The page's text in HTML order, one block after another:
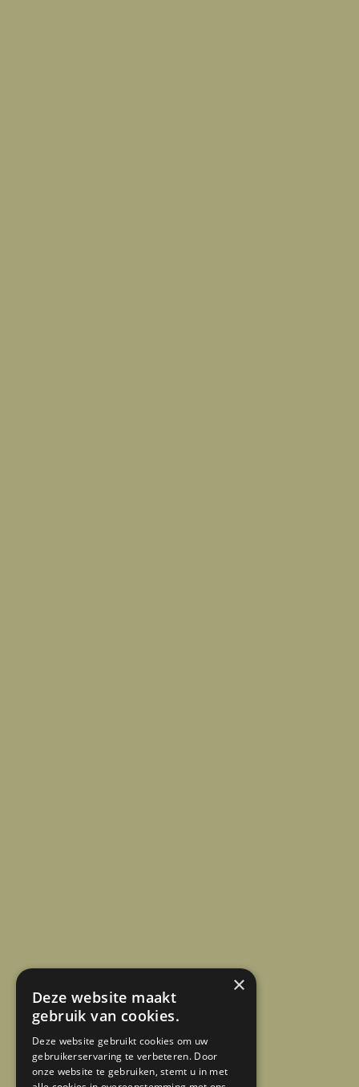
×
Deze website maakt
gebruik van cookies.
Deze website gebruikt cookies om uw
gebruikerservaring te verbeteren. Door
onze website te gebruiken, stemt u in met